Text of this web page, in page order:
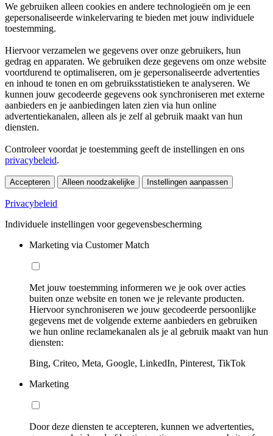
We gebruiken alleen cookies en andere technologieën om je een
gepersonaliseerde winkelervaring te bieden met jouw individuele
toestemming.
Hiervoor verzamelen we gegevens over onze gebruikers, hun
gedrag en apparaten. We gebruiken deze gegevens om onze website
voortdurend te optimaliseren, om je gepersonaliseerde advertenties
en inhoud te tonen en om gebruiksstatistieken te analyseren. We
kunnen jouw gecodeerde gegevens ook synchroniseren met externe
aanbieders en je aanbiedingen laten zien via hun online
advertentiekanalen, alleen als je zelf al gebruik maakt van hun
diensten.
Controleer voordat je toestemming geeft de instellingen en ons
privacybeleid.
Accepteren Alleen noodzakelijke Instellingen aanpassen
Privacybeleid
Individuele instellingen voor gegevensbescherming
Marketing via Customer Match
Met jouw toestemming informeren we je ook over acties
buiten onze website en tonen we je relevante producten.
Hiervoor synchroniseren we jouw gecodeerde persoonlijke
gegevens met de volgende externe aanbieders en gebruiken
we hun online reclamekanalen als je al gebruik maakt van hun
diensten:
Bing, Criteo, Meta, Google, LinkedIn, Pinterest, TikTok
Marketing
Door deze diensten te accepteren, kunnen we advertenties,